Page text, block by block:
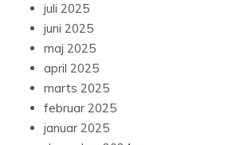
juli 2025
juni 2025
maj 2025
april 2025
marts 2025
februar 2025
januar 2025